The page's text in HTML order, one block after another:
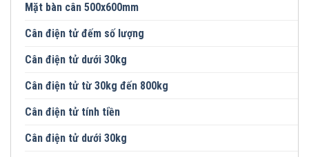
Mặt bàn cân 500x600mm
Cân điện tử đếm số lượng
Cân điện tử dưới 30kg
Cân điện tử từ 30kg đến 800kg
Cân điện tử tính tiền
Cân điện tử dưới 30kg